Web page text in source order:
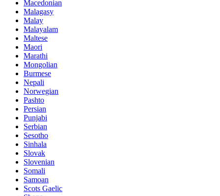
Macedonian
Malagasy
Malay
Malayalam
Maltese
Maori
Marathi
Mongolian
Burmese
Nepali
Norwegian
Pashto
Persian
Punjabi
Serbian
Sesotho
Sinhala
Slovak
Slovenian
Somali
Samoan
Scots Gaelic